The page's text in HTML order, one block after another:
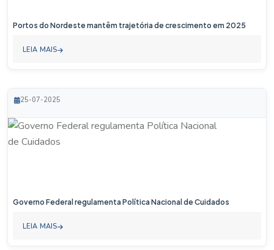
Portos do Nordeste mantêm trajetória de crescimento em 2025
LEIA MAIS
25-07-2025
Governo Federal regulamenta Política Nacional de Cuidados
LEIA MAIS